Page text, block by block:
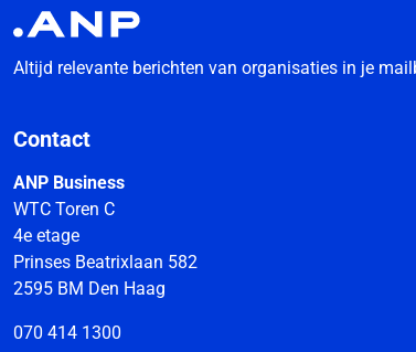
Altijd relevante berichten van organisaties in je
Contact
ANP Business
WTC Toren C
4e etage
Prinses Beatrixlaan 582
2595 BM Den Haag
070 414 1300